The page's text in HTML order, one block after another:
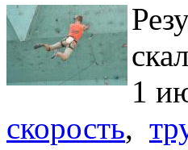
1
скорость,